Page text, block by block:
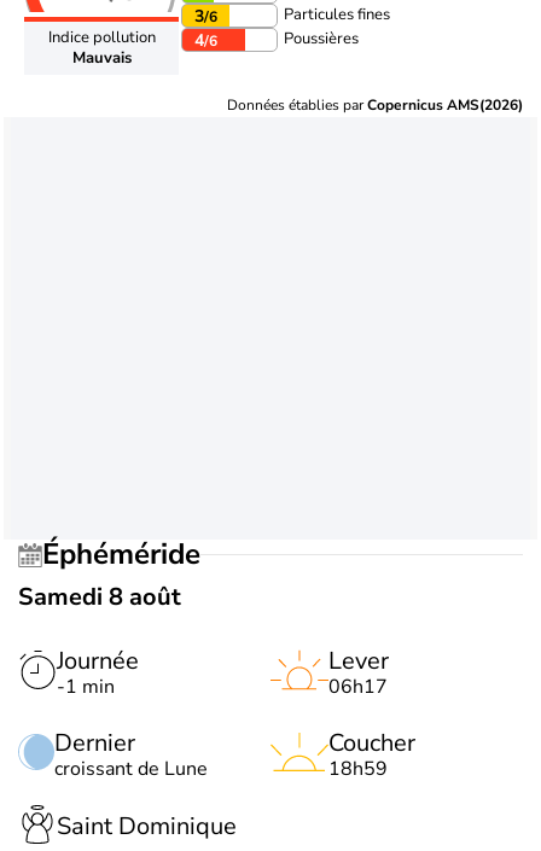
Indice pollution
Mauvais
3/6 Particules fines
4/6 Poussières
Données établies parCopernicus AMS(2026)
Éphéméride
Samedi 8 août
Journée
-1 min
Dernier
croissant de Lune
Lever
06h17
Coucher
18h59
Saint Dominique